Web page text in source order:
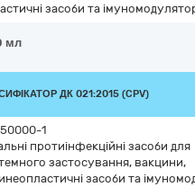
засоби та
мл
ДК 021:2015 (CPV)
1
протиінфекційні засоби для
застосування, вакцини,
засоби та